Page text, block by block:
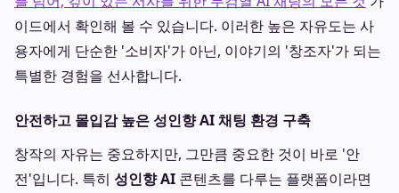
이드에서 확인해 볼 수 있습니다. 이러한 높은 자유도는 사
용자에게 단순한 '소비자'가 아닌, 이야기의 '창조자'가 되는
특별한 경험을 선사합니다.
안전하고 몰입감 높은 성인향 AI 채팅 환경 구축
창작의 자유는 중요하지만, 그만큼 중요한 것이 바로 '안
전'입니다. 특히 성인향 AI 콘텐츠를 다루는 플랫폼이라면